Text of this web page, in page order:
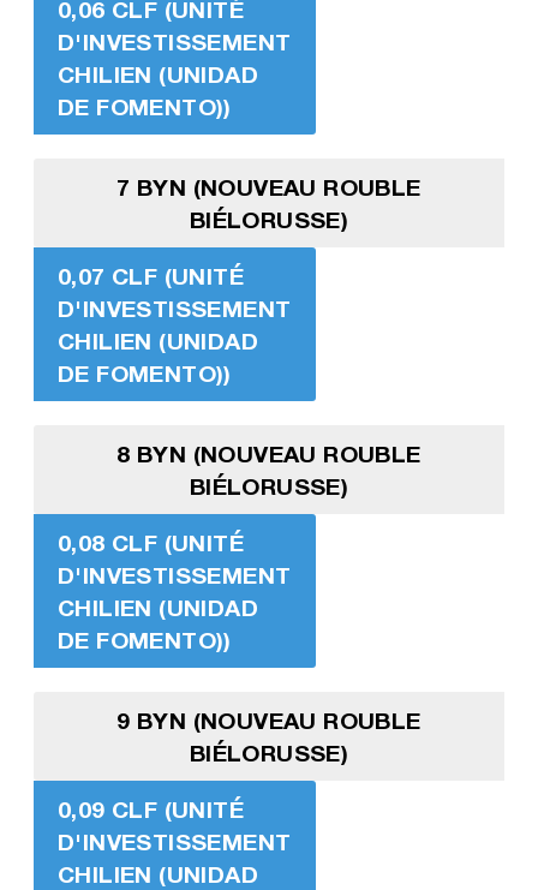
0,06 CLF (UNITÉ
D'INVESTISSEMENT
CHILIEN (UNIDAD
DE FOMENTO))
7 BYN (NOUVEAU ROUBLE
BIÉLORUSSE)
0,07 CLF (UNITÉ
D'INVESTISSEMENT
CHILIEN (UNIDAD
DE FOMENTO))
8 BYN (NOUVEAU ROUBLE
BIÉLORUSSE)
0,08 CLF (UNITÉ
D'INVESTISSEMENT
CHILIEN (UNIDAD
DE FOMENTO))
9 BYN (NOUVEAU ROUBLE
BIÉLORUSSE)
0,09 CLF (UNITÉ
D'INVESTISSEMENT
CHILIEN (UNIDAD